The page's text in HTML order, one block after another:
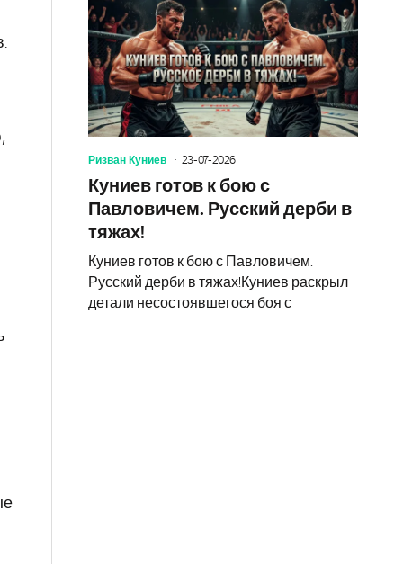
Ризван Куниев 23-07-2026
Куниев готов к бою с
Павловичем. Русский дерби в
тяжах!
Куниев готов к бою с Павловичем.
Русский дерби в тяжах!Куниев раскрыл
детали несостоявшегося боя с